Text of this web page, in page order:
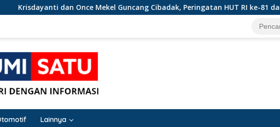
dan Once Mekel Guncang Cibadak, Peringatan HUT RI ke-81 dan Hari
Lainnya